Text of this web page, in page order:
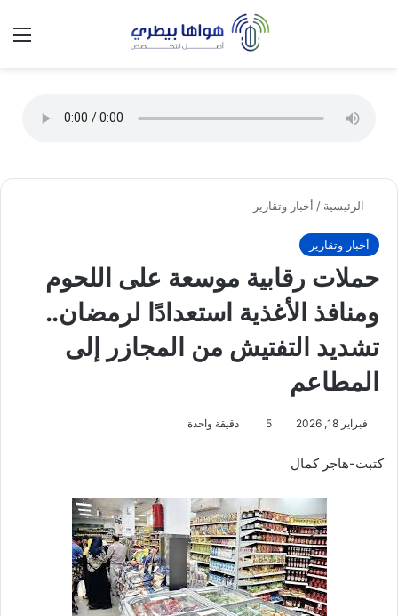
الوضع
الرئيسية / أخبار وتقارير
أخبار وتقارير
حملات رقابية موسعة على اللحوم
ومنافذ الأغذية استعدادًا لرمضان..
تشديد التفتيش من المجازر إلى
المطاعم
فبراير 18, 2026 5 دقيقة واحدة
كتبت-هاجر كمال